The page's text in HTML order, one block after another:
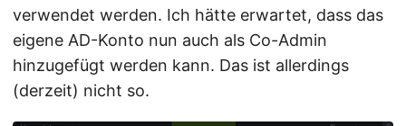
verwendet werden. Ich hätte erwartet, dass das
eigene AD-Konto nun auch als Co-Admin
hinzugefügt werden kann. Das ist allerdings
(derzeit) nicht so.